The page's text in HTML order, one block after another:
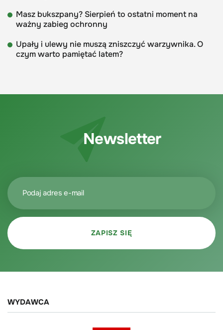
Masz bukszpany? Sierpień to ostatni moment na
ważny zabieg ochronny
Upały i ulewy nie muszą zniszczyć warzywnika. O
czym warto pamiętać latem?
Newsletter
WYDAWCA